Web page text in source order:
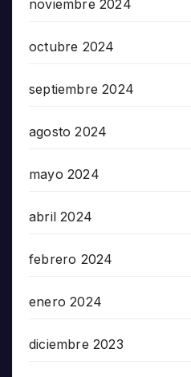
noviembre 2024
octubre 2024
septiembre 2024
agosto 2024
mayo 2024
abril 2024
febrero 2024
enero 2024
diciembre 2023